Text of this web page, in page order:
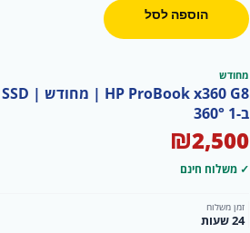
הוספה לסל
מחודש
ב-1 360°
₪2,500
✓ משלוח חינם
זמן משלוח
24 שעות